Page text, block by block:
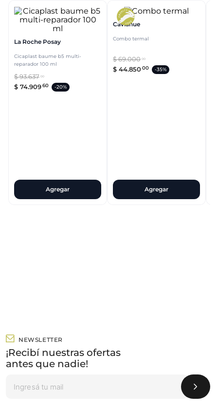
La Roche Posay
Cicaplast baume b5 multi-
reparador 100 ml
$93.637 00
$ 74.90960 -20%
Agregar
Caviahue
Combo termal
$69.000 00
$ 44.85000 -35%
Agregar
NEWSLETTER
¡Recibí nuestras ofertas
antes que nadie!